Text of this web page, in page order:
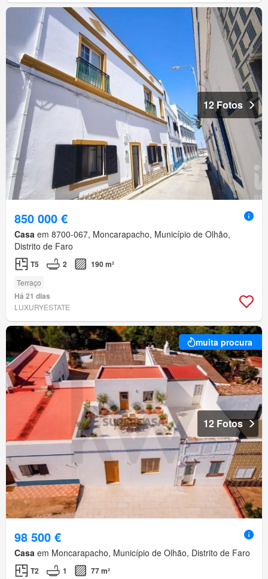
12 Fotos
850 000 €
Casa em 8700-067, Moncarapacho, Município de Olhão,
Distrito de Faro
T5 2 190 m²
Terraço
Há 21 dias
LUXURYESTATE
muita procura
12 Fotos
98 500 €
Casa em Moncarapacho, Município de Olhão, Distrito de Faro
T2 1 77 m²